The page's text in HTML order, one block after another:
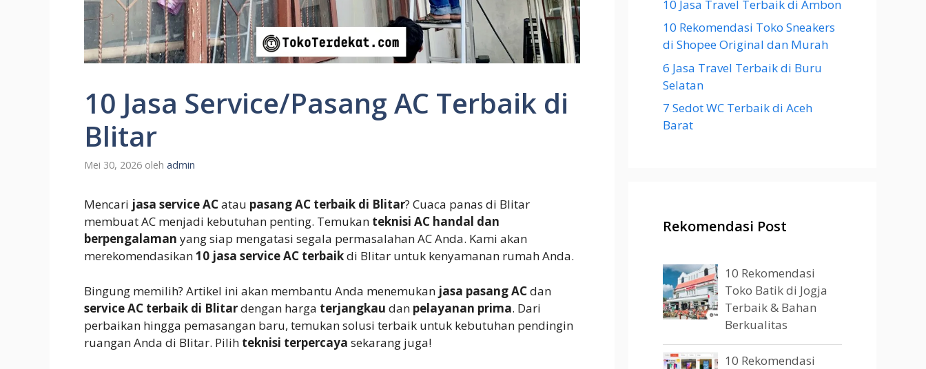
10 Jasa Service/Pasang AC Terbaik di
Blitar
Mei 30, 2026 oleh admin
Mencari jasa service ACatau pasang AC terbaik di Blitar? Cuaca panas di Blitar
membuat AC menjadi kebutuhan penting. Temukan teknisi AC handal dan
berpengalaman yang siap mengatasi segala permasalahan AC Anda. Kami akan
merekomendasikan10 jasa service AC terbaikdi Blitar untuk kenyamanan rumah Anda.
Bingung memilih? Artikel ini akan membantu Anda menemukan jasa pasang ACdan
service AC terbaik di Blitardengan harga terjangkau dan pelayanan prima. Dari
perbaikan hingga pemasangan baru, temukan solusi terbaik untuk kebutuhan pendingin
ruangan Anda di Blitar. Pilih teknisi terpercaya sekarang juga!
10 Jasa Travel Terbaik di Ambon
10 Rekomendasi Toko Sneakers
di Shopee Original dan Murah
6 Jasa Travel Terbaik di Buru
Selatan
7 Sedot WC Terbaik di Aceh
Barat
Rekomendasi Post
10 Rekomendasi
Toko Batik di Jogja
Terbaik & Bahan
Berkualitas
10 Rekomendasi